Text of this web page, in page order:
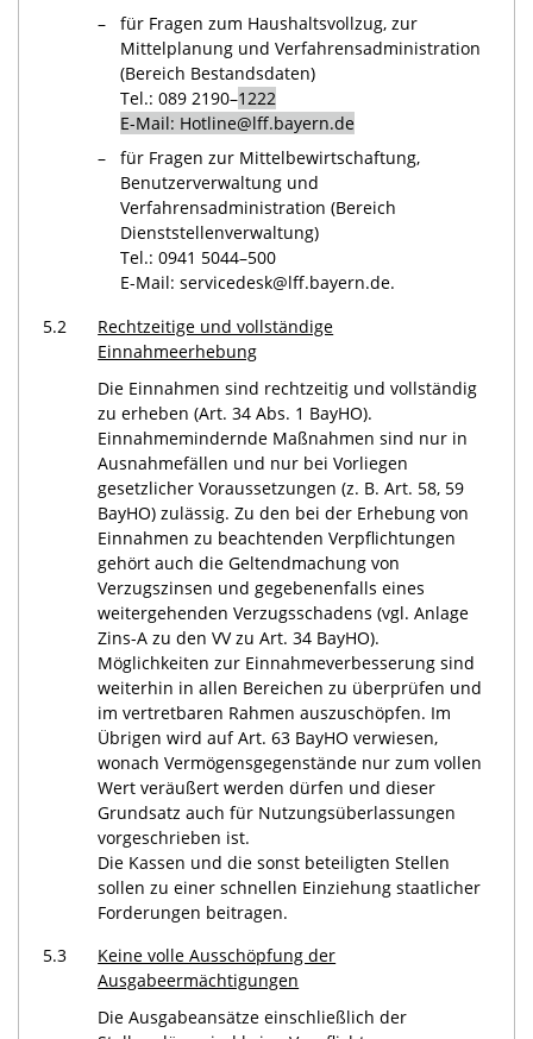
–
für Fragen zum Haushaltsvollzug, zur
Mittelplanung und Verfahrensadministration
(Bereich Bestandsdaten)
Tel.: 089 2190–1222
E-Mail: Hotline@lff.bayern.de
–
für Fragen zur Mittelbewirtschaftung,
Benutzerverwaltung und
Verfahrensadministration (Bereich
Dienststellenverwaltung)
Tel.: 0941 5044–500
E-Mail: servicedesk@lff.bayern.de.
5.2
Rechtzeitige und vollständige
Einnahmeerhebung
Die Einnahmen sind rechtzeitig und vollständig
zu erheben (Art. 34 Abs. 1 BayHO).
Einnahmemindernde Maßnahmen sind nur in
Ausnahmefällen und nur bei Vorliegen
gesetzlicher Voraussetzungen (z. B. Art. 58, 59
BayHO) zulässig. Zu den bei der Erhebung von
Einnahmen zu beachtenden Verpflichtungen
gehört auch die Geltendmachung von
Verzugszinsen und gegebenenfalls eines
weitergehenden Verzugsschadens (vgl. Anlage
Zins-A zu den VV zu Art. 34 BayHO).
Möglichkeiten zur Einnahmeverbesserung sind
weiterhin in allen Bereichen zu überprüfen und
im vertretbaren Rahmen auszuschöpfen. Im
Übrigen wird auf Art. 63 BayHO verwiesen,
wonach Vermögensgegenstände nur zum vollen
Wert veräußert werden dürfen und dieser
Grundsatz auch für Nutzungsüberlassungen
vorgeschrieben ist.
Die Kassen und die sonst beteiligten Stellen
sollen zu einer schnellen Einziehung staatlicher
Forderungen beitragen.
5.3
Keine volle Ausschöpfung der
Ausgabeermächtigungen
Die Ausgabeansätze einschließlich der